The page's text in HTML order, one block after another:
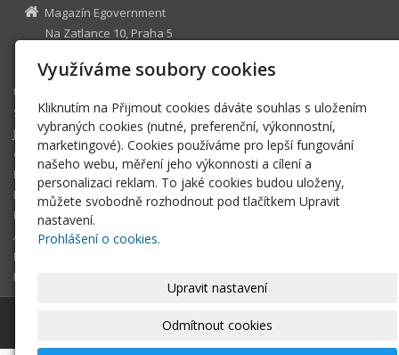
Magazín Egovernment
Na Zatlance 10, Praha 5
egovernment@egovernment.cz
Úvodní stránka
STUDIO
JIHLAVA
eOSOBNOST
ROK INFORMATIKY
MIKULOV
EGOVERNMENT THE BEST
ARCHIV MAGAZÍNU
DOTAZ
REGISTRACE ČTENÁŘE
Magazín Egovernment|Mapa webu
Využíváme soubory cookies
Kliknutím na Přijmout cookies dáváte souhlas s uložením
vybraných cookies (nutné, preferenční, výkonnostní,
marketingové). Cookies používáme pro lepší fungování
našeho webu, měření jeho výkonnosti a cílení a
personalizaci reklam. To jaké cookies budou uloženy,
můžete svobodně rozhodnout pod tlačítkem Upravit
nastavení.
Prohlášení o cookies.
Upravit nastavení
Odmítnout cookies